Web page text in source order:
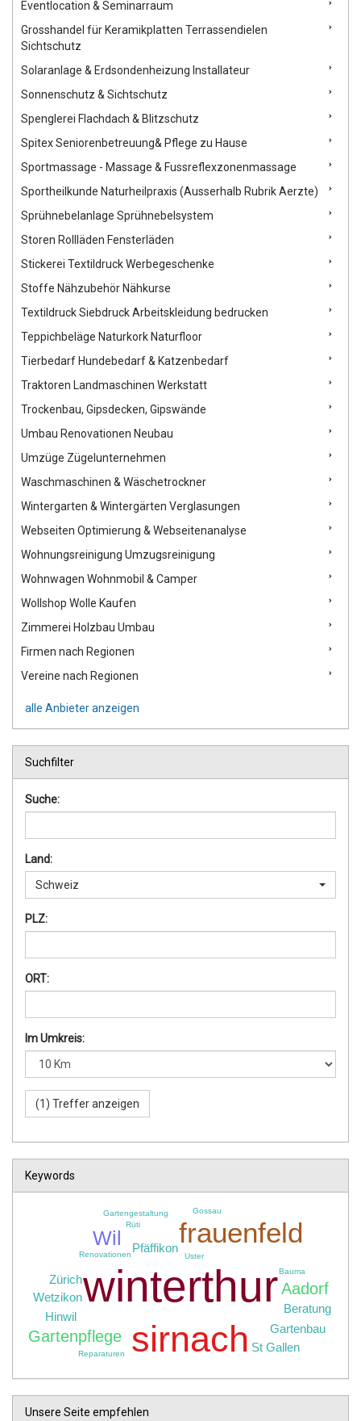
Eventlocation & Seminarraum
Grosshandel für Keramikplatten Terrassendielen
Sichtschutz
Solaranlage & Erdsondenheizung Installateur
Sonnenschutz & Sichtschutz
Spenglerei Flachdach & Blitzschutz
Spitex Seniorenbetreuung& Pflege zu Hause
Sportmassage - Massage & Fussreflexzonenmassage
Sportheilkunde Naturheilpraxis (Ausserhalb Rubrik Aerzte)
Sprühnebelanlage Sprühnebelsystem
Storen Rollläden Fensterläden
Stickerei Textildruck Werbegeschenke
Stoffe Nähzubehör Nähkurse
Textildruck Siebdruck Arbeitskleidung bedrucken
Teppichbeläge Naturkork Naturfloor
Tierbedarf Hundebedarf & Katzenbedarf
Traktoren Landmaschinen Werkstatt
Trockenbau, Gipsdecken, Gipswände
Umbau Renovationen Neubau
Umzüge Zügelunternehmen
Waschmaschinen & Wäschetrockner
Wintergarten & Wintergärten Verglasungen
Webseiten Optimierung & Webseitenanalyse
Wohnungsreinigung Umzugsreinigung
Wohnwagen Wohnmobil & Camper
Wollshop Wolle Kaufen
Zimmerei Holzbau Umbau
Firmen nach Regionen
Vereine nach Regionen
alle Anbieter anzeigen
Suchfilter
Suche:
Land:
Schweiz
PLZ:
ORT:
Im Umkreis:
Keywords
winterthur
sirnach
frauenfeld
Wil
Gartenpflege
Aadorf
Wetzikon
Beratung
Pfäffikon
Gartenbau
Zürich
St Gallen
Hinwil
Gossau
Gartengestaltung
Renovationen
Reparaturen
Uster
Bauma
Rüti
Unsere Seite empfehlen